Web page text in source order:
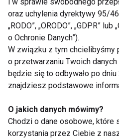
wydatek. My jednak mamy
ten temat! To właśnie
szansę na ponowne
uśmiechem — a dobrze
nie do wycenienia. Nie
się własnego uzębienia,
zmagacie się z tym, że
umówcie się z tym jak
ulubionego stomatologa.
i w sprawie swobodnego
oraz uchylenia dyrektywy 95/
„RODO”, „ORODO”, „GDPR”
o Ochronie Danych”).
W związku z tym chcielibyśmy
o przetwarzaniu Twoich
będzie się to odbywało po
znajdziesz podstawowe
O jakich danych mówimy?
Chodzi o dane osobowe, które
korzystania przez Ciebie z